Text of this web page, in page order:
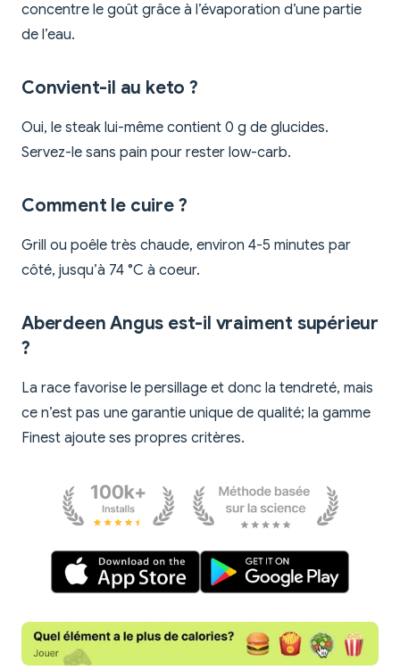
concentre le goût grâce à l’évaporation d’une partie
de l’eau.
Convient-il au keto ?
Oui, le steak lui-même contient 0 g de glucides.
Servez-le sans pain pour rester low-carb.
Comment le cuire ?
Grill ou poêle très chaude, environ 4-5 minutes par
côté, jusqu’à 74 °C à coeur.
Aberdeen Angus est-il vraiment supérieur
?
La race favorise le persillage et donc la tendreté, mais
ce n’est pas une garantie unique de qualité; la gamme
Finest ajoute ses propres critères.